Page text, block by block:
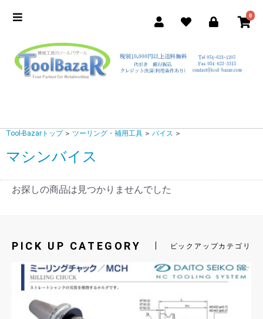
0
Tool-Bazarトップ ＞ ツーリング・補用工具 ＞ バイス ＞
マシンバイス
お探しの商品は見つかりませんでした
PICK UP CATEGORY ピックアップカテゴリ